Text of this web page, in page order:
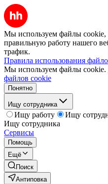
Мы используем файлы cookie,
правильную работу нашего
трафик.
Правила использования
Мы используем файлы cookie.
файлов cookie
Понятно
Ищу сотрудника
Ищу работу
Ищу
Ищу сотрудника
Сервисы
Помощь
Ещё
Поиск
Антиповка